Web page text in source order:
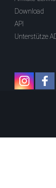
Download
API
Unterstütze